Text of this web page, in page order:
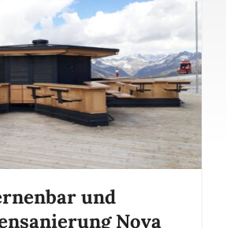
und
Nova